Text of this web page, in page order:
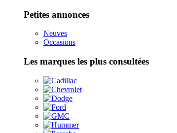
Petites annonces
Neuves
Occasions
Les marques les plus consultées